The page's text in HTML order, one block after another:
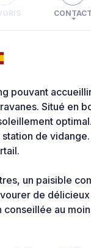
CONTACT
pouvant
Situé en
de vidange.
un paisible
de
conseillée au